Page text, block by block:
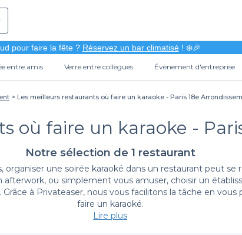
pour faire la fête ? Réservez un bar climatisé! ❄️🎉
entre amis Verre entre collègues Évènement d'entreprise
Les meilleurs restaurants où faire un karaoke - Paris 18e
où faire un karaoke -
Notre sélection de 1 restaurant
organiser une soirée karaoké dans un restaurant peut
afterwork, ou simplement vous amuser, choisir un
à Privateaser, nous vous facilitons la tâche en
faire un karaoké.
Lire plus